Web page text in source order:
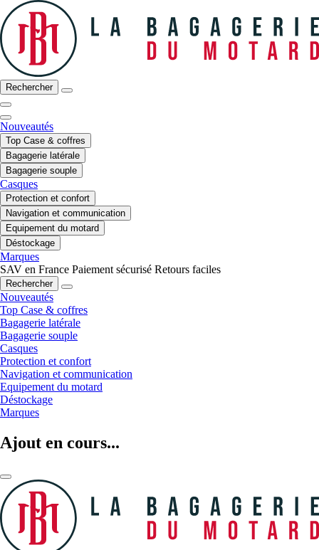
Rechercher
Nouveautés
Top Case & coffres
Bagagerie latérale
Bagagerie souple
Casques
Protection et confort
Navigation et communication
Equipement du motard
Déstockage
Marques
SAV en France Paiement sécurisé Retours faciles
Rechercher
Nouveautés
Top Case & coffres
Bagagerie latérale
Bagagerie souple
Casques
Protection et confort
Navigation et communication
Equipement du motard
Déstockage
Marques
Ajout en cours...